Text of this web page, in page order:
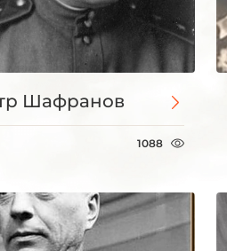
Шафранов
1088